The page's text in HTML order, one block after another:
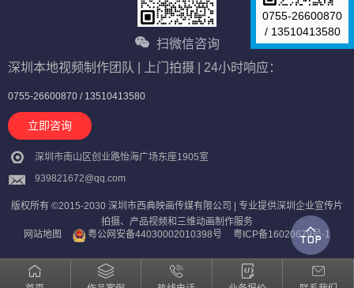
扫微信咨询
深圳本地视频制作团队 | 上门拍摄 | 24小时响应：
0755-26600870 / 13510413580
立即咨询
深圳市南山区创业路怡海广场东座1905室
939821672@qq.com
版权所有 ©2015-2030 深圳市西典映画传媒有限公司 | 专业提供深圳企业宣传片
拍摄、产品视频和三维动画制作服务
网站地图
粤公网安备44030002010398号 粤ICP备16020679号-1
0755-26600870
/ 13510413580